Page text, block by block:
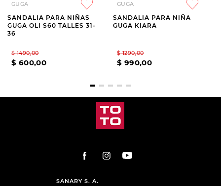
GUGA
SANDALIA PARA NIÑAS
GUGA OLI S60 TALLES 31-
36
$ 1490,00
$ 600,00
GUGA
SANDALIA PARA NIÑA
GUGA KIARA
$ 1290,00
$ 990,00
SANARY S. A.